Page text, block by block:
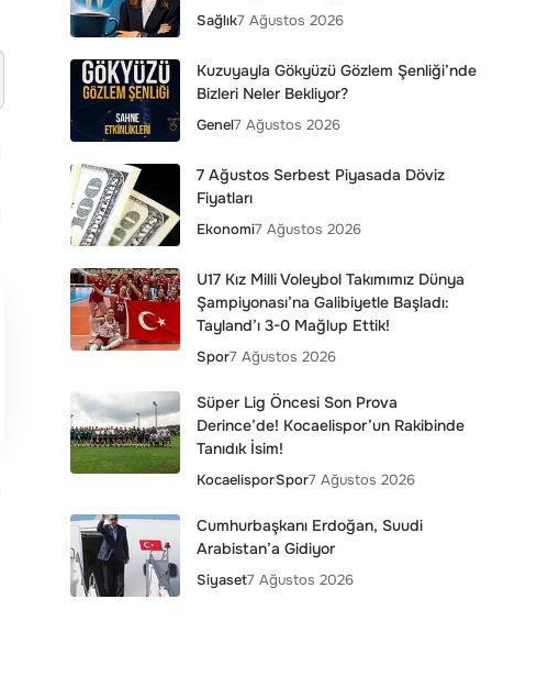
Sağlık7 Ağustos 2026
Kuzuyayla Gökyüzü Gözlem Şenliği’nde
Bizleri Neler Bekliyor?
Genel7 Ağustos 2026
7 Ağustos Serbest Piyasada Döviz
Fiyatları
Ekonomi7 Ağustos 2026
U17 Kız Milli Voleybol Takımımız Dünya
Şampiyonası’na Galibiyetle Başladı:
Tayland’ı 3-0 Mağlup Ettik!
Spor7 Ağustos 2026
Süper Lig Öncesi Son Prova
Derince’de! Kocaelispor’un Rakibinde
Tanıdık İsim!
KocaelisporSpor7 Ağustos 2026
Cumhurbaşkanı Erdoğan, Suudi
Arabistan’a Gidiyor
Siyaset7 Ağustos 2026